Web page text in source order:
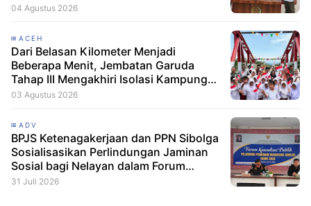
04 Agustus 2026
ACEH
Dari Belasan Kilometer Menjadi
Beberapa Menit, Jembatan Garuda
Tahap III Mengakhiri Isolasi Kampung
Tempel
03 Agustus 2026
ADV
BPJS Ketenagakerjaan dan PPN Sibolga
Sosialisasikan Perlindungan Jaminan
Sosial bagi Nelayan dalam Forum
Konsultasi Publik
31 Juli 2026